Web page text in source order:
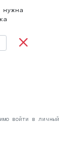
нужна
войти в личный